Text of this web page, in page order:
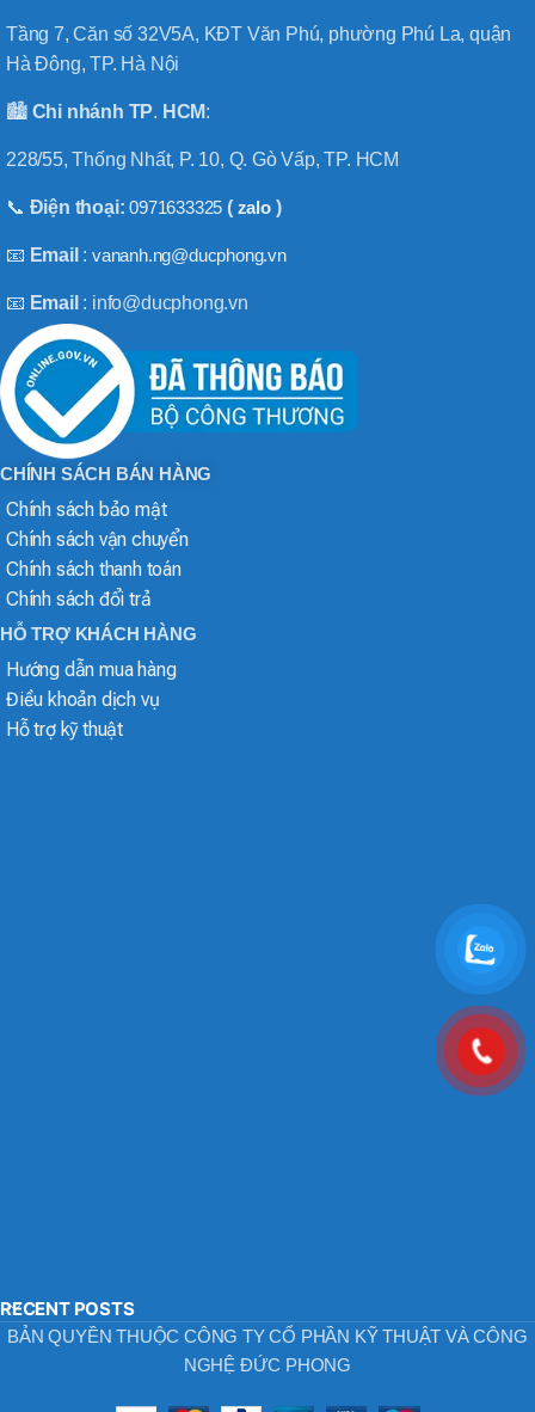
Tầng 7, Căn số 32V5A, KĐT Văn Phú, phường Phú La, quận
Hà Đông, TP. Hà Nội
🏙️ Chi nhánh TP. HCM:
228/55, Thống Nhất, P. 10, Q. Gò Vấp, TP. HCM
📞 Điện thoại:0971633325 ( zalo)
📧 Email :vananh.ng@ducphong.vn
📧 Email : info@ducphong.vn
CHÍNH SÁCH BÁN HÀNG
Chính sách bảo mật
Chính sách vận chuyển
Chính sách thanh toán
Chính sách đổi trả
HỖ TRỢ KHÁCH HÀNG
Hướng dẫn mua hàng
Điều khoản dịch vụ
Hỗ trợ kỹ thuật
RECENT POSTS
BẢN QUYỀN THUỘC CÔNG TY CỔ PHẦN KỸ THUẬT VÀ CÔNG
NGHỆ ĐỨC PHONG